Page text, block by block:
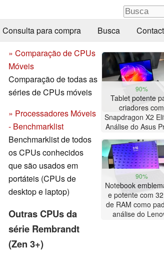
Consulta para compra Busca
» Comparação de CPUs
Móveis
Comparação de todas as
séries de CPUs móveis
» Processadores Móveis
- Benchmarklist
Benchmarklist de todos
os CPUs conhecidos
que são usados em
portáteis (CPUs de
desktop e laptop)
Outras CPUs da
série Rembrandt
(Zen 3+)
90%
Tablet potente
criadores com
Snapdragon X2
Análise do Asus
90%
Notebook
e potente com
de RAM como
análise do